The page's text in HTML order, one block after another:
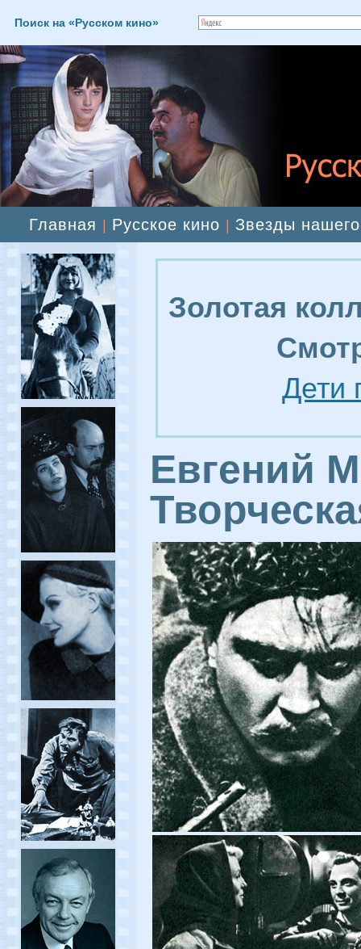
Поиск на «Русском кино»
Главная Русское кино Звезды
Золотая
Дети
Евгений